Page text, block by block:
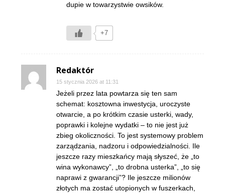
dupie w towarzystwie owsików.
+7
Redaktór
15 stycznia 2026 at 11:31
Jeżeli przez lata powtarza się ten sam
schemat: kosztowna inwestycja, uroczyste
otwarcie, a po krótkim czasie usterki, wady,
poprawki i kolejne wydatki – to nie jest już
zbieg okoliczności. To jest systemowy problem
zarządzania, nadzoru i odpowiedzialności. Ile
jeszcze razy mieszkańcy mają słyszeć, że „to
wina wykonawcy”, „to drobna usterka”, „to się
naprawi z gwarancji”? Ile jeszcze milionów
złotych ma zostać utopionych w fuszerkach,